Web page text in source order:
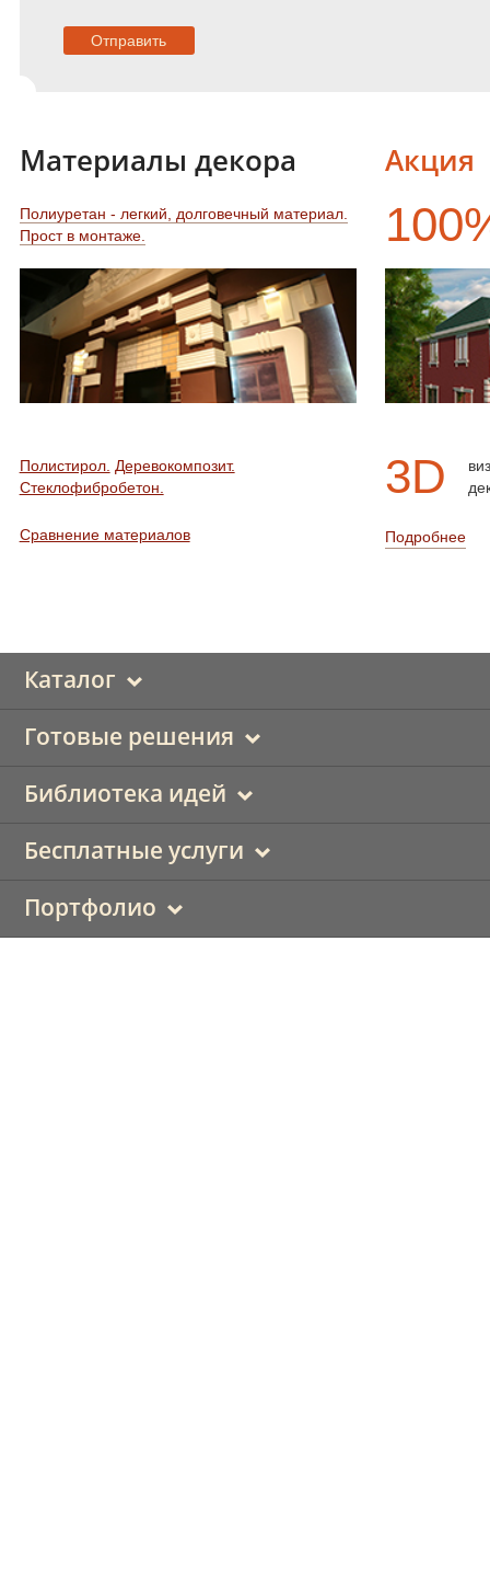
Акция
3D
Подробнее
Материалы декора
Полиуретан - легкий, долговечный материал.
Прост в монтаже.
Полистирол. Деревокомпозит.
Стеклофибробетон.
Сравнение материалов
Каталог
Готовые решения
Библиотека идей
Бесплатные услуги
Портфолио